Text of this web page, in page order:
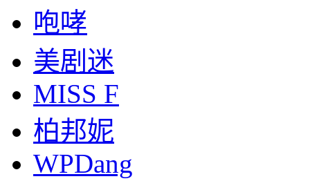
咆哮
美剧迷
MISS F
柏邦妮
WPDang